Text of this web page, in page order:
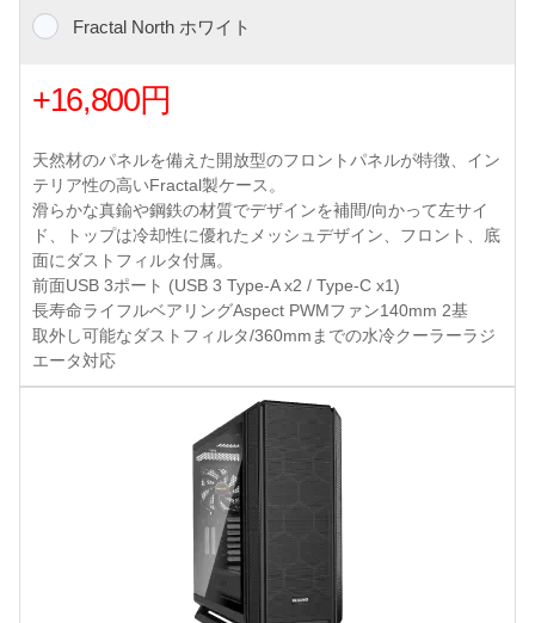
Fractal North ホワイト
+16,800円
天然材のパネルを備えた開放型のフロントパネルが特徴、イン
テリア性の高いFractal製ケース。
滑らかな真鍮や鋼鉄の材質でデザインを補間/向かって左サイ
ド、トップは冷却性に優れたメッシュデザイン、フロント、底
面にダストフィルタ付属。
前面USB 3ポート (USB 3 Type-A x2 / Type-C x1)
長寿命ライフルベアリングAspect PWMファン140mm 2基
取外し可能なダストフィルタ/360mmまでの水冷クーラーラジ
エータ対応